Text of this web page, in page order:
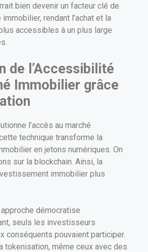
bien devenir un facteur clé de
immobilier, rendant l’achat et la
accessibles à un plus large
de l’Accessibilité
Immobilier grâce
l’accès au marché
technique transforme la
en jetons numériques. On
sur la blockchain. Ainsi, la
immobilier plus
démocratise
seuls les investisseurs
conséquents pouvaient participer.
tokenisation, même ceux avec des